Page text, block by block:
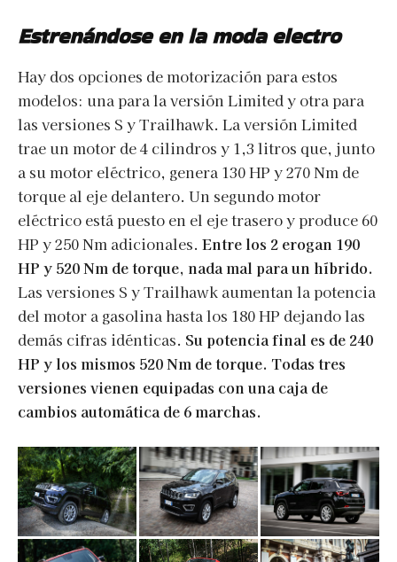
Estrenándose en la moda electro
Hay dos opciones de motorización para estos
modelos: una para la versión Limited y otra para
las versiones S y Trailhawk. La versión Limited
trae un motor de 4 cilindros y 1,3 litros que, junto
a su motor eléctrico, genera 130 HP y 270 Nm de
torque al eje delantero. Un segundo motor
eléctrico está puesto en el eje trasero y produce 60
HP y 250 Nm adicionales. Entre los 2 erogan 190
HP y 520 Nm de torque, nada mal para un híbrido.
Las versiones S y Trailhawk aumentan la potencia
del motor a gasolina hasta los 180 HP dejando las
demás cifras idénticas. Su potencia final es de 240
HP y los mismos 520 Nm de torque. Todas tres
versiones vienen equipadas con una caja de
cambios automática de 6 marchas.